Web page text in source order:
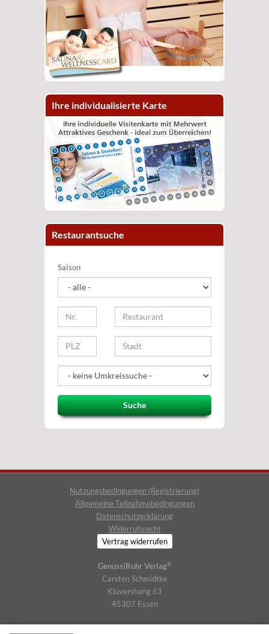
Ihre individualisierte Karte
Restaurantsuche
Saison
Suche
Nutzungsbedingungen (Registrierung)
Allgemeine Teilnahmebedingungen
Datenschutzerklärung
Widerrufsrecht
Vertrag widerrufen
Genuss|Ruhr Verlag®
Carsten Schmidtke
Klüvershang 63
45307 Essen